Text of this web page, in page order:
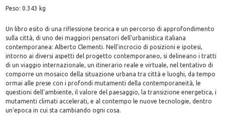
Peso: 0.343 kg
Un libro esito di una riflessione teorica e un percorso di approfondimento
sulla città, di uno dei maggiori pensatori dell'urbanistica italiana
contemporanea: Alberto Clementi. Nell'incrocio di posizioni e ipotesi,
intorno ai diversi aspetti del progetto contemporaneo, si delineano i tratti
di un viaggio internazionale, un itinerario reale e virtuale, nel tentativo di
comporre un mosaico della situazione urbana tra città e luoghi, da tempo
ormai alle prese con i profondi mutamenti della contemporaneità, le
questioni dell'ambiente, il valore del paesaggio, la transizione energetica, i
mutamenti climati accelerati, e al contempo le nuove tecnologie, dentro
un'epoca in cui sta cambiando ogni cosa.